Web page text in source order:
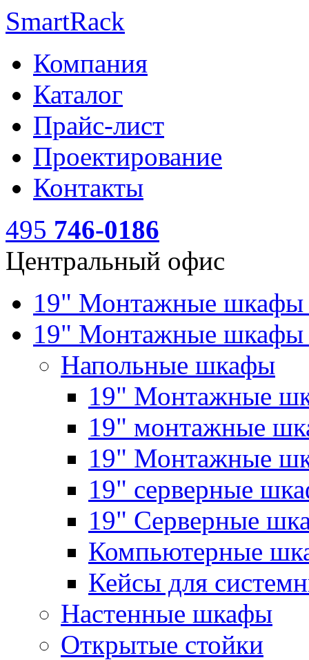
SmartRack
Компания
Каталог
Прайс-лист
Проектирование
Контакты
495 746-0186
Центральный офис
19" Монтажные
19" Монтажные шкафы
Напольные шкафы
19" Монтажные
19" монтажные
19" Монтажные
19" серверные
19" Серверные
Компьютерные
Кейсы для
Настенные шкафы
Открытые стойки